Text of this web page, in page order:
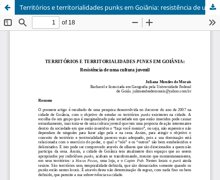
Territórios e territorialidades punks em Goiânia: resistência de uma cultura juvenil / PunkÂ´s territory and territoriality in Goiânia: the resistance of a youth culture